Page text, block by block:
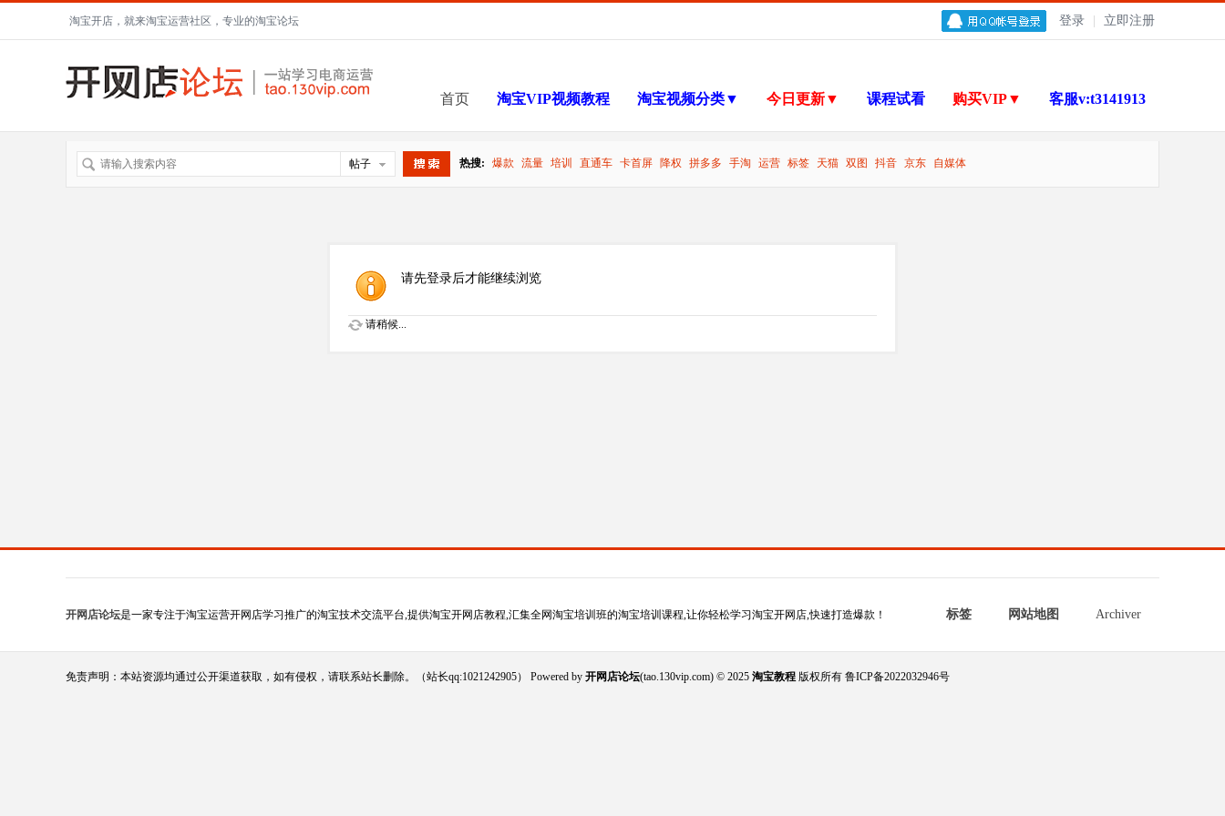
登录 立即注册
淘宝开店，就来淘宝运营社区，专业的淘宝论坛
首页 淘宝VIP视频教程 淘宝视频分类▼ 今日更新▼ 课程试看 购买VIP▼ 客服v:t3141913
帖子 热搜: 爆款 流量 培训 直通车 卡首屏 降权 拼多多 手淘 运营 标签 天猫 双图 抖音 京东 自媒体
请先登录后才能继续浏览
请稍候...
开网店论坛是一家专注于淘宝运营开网店学习推广的淘宝技术交流平台,提供淘宝开网店教程,汇集全网淘宝培训班的淘宝培训课程,让你轻松学习淘宝开网店,快速打造爆款！ 标签 网站地图 Archiver
免责声明：本站资源均通过公开渠道获取，如有侵权，请联系站长删除。（站长qq:1021242905） Powered by 开网店论坛(tao.130vip.com) © 2025 淘宝教程 版权所有 鲁ICP备2022032946号